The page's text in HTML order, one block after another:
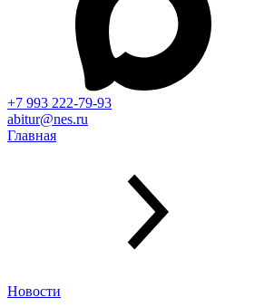
+7 993 222-79-93
abitur@nes.ru
Главная
Новости